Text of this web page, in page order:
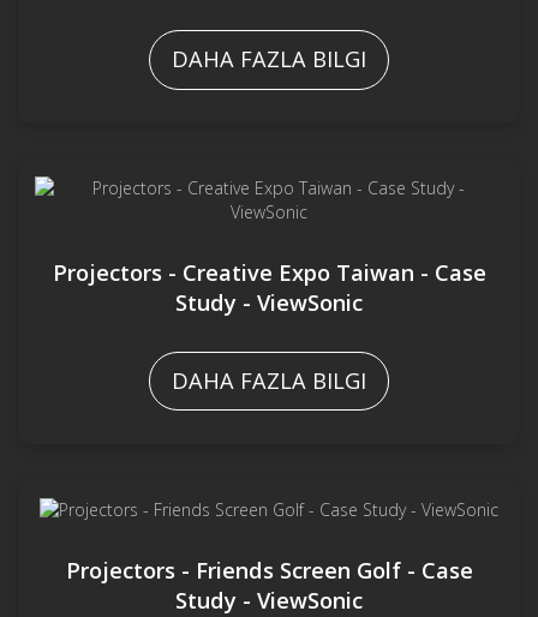
DAHA FAZLA BILGI
Projectors - Creative Expo Taiwan - Case
Study - ViewSonic
DAHA FAZLA BILGI
Projectors - Friends Screen Golf - Case
Study - ViewSonic